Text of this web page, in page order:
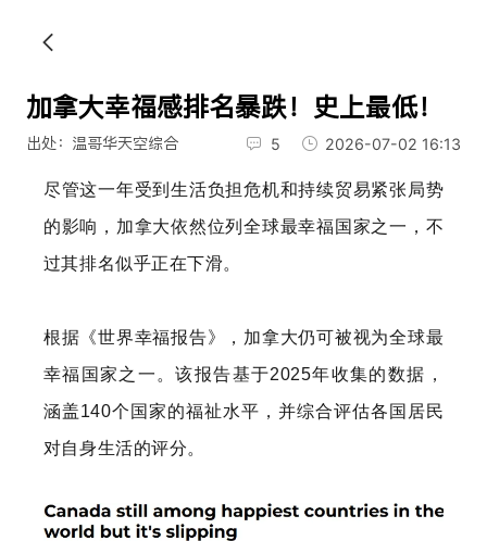
加拿大幸福感排名暴跌！史上最低！
出处：温哥华天空综合 5 2026-07-02 16:13
尽管这一年受到生活负担危机和持续贸易紧张局势
的影响，加拿大依然位列全球最幸福国家之一，不
过其排名似乎正在下滑。
根据《世界幸福报告》，加拿大仍可被视为全球最
幸福国家之一。该报告基于2025年收集的数据，
涵盖140个国家的福祉水平，并综合评估各国居民
对自身生活的评分。